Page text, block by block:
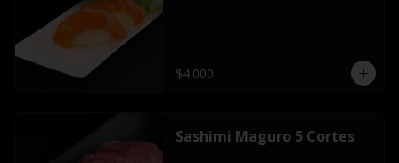
$4.000
Sashimi Maguro 5 Cortes